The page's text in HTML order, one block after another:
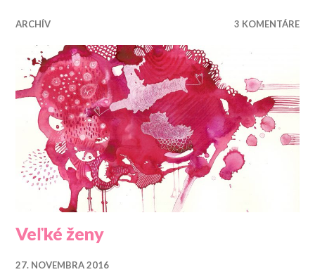
ARCHÍV 3 KOMENTÁRE
Veľké ženy
27. NOVEMBRA 2016